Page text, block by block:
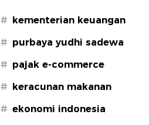
# kementerian keuangan
# purbaya yudhi sadewa
# pajak e-commerce
# keracunan makanan
# ekonomi indonesia